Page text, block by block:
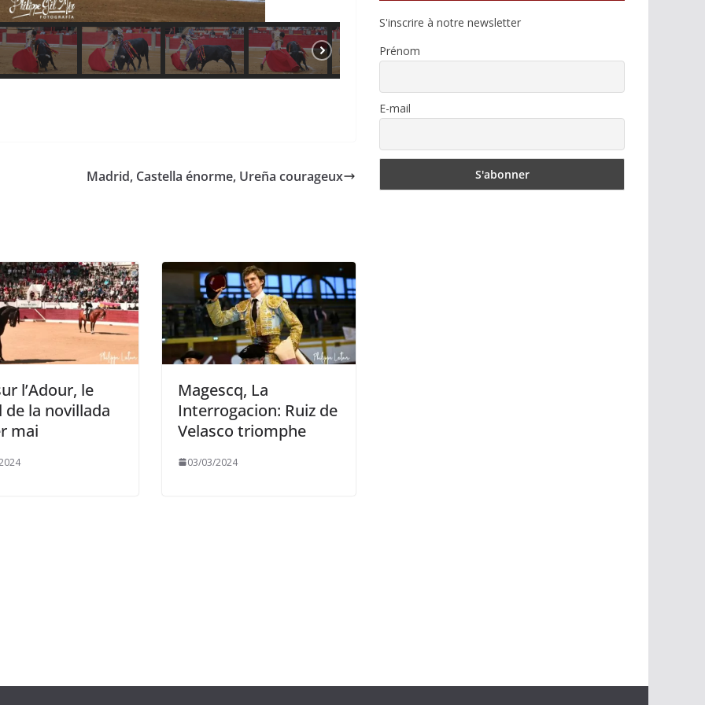
Madrid, Castella énorme, Ureña courageux
l’Adour, le
de la novillada
mai
Magescq, La
Interrogacion: Ruiz de
Velasco triomphe
03/03/2024
S'inscrire à notre newsletter
Prénom
E-mail